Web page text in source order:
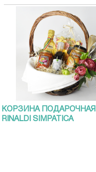
КОРЗИНА ПОДАРОЧНАЯ
RINALDI SIMPATICA